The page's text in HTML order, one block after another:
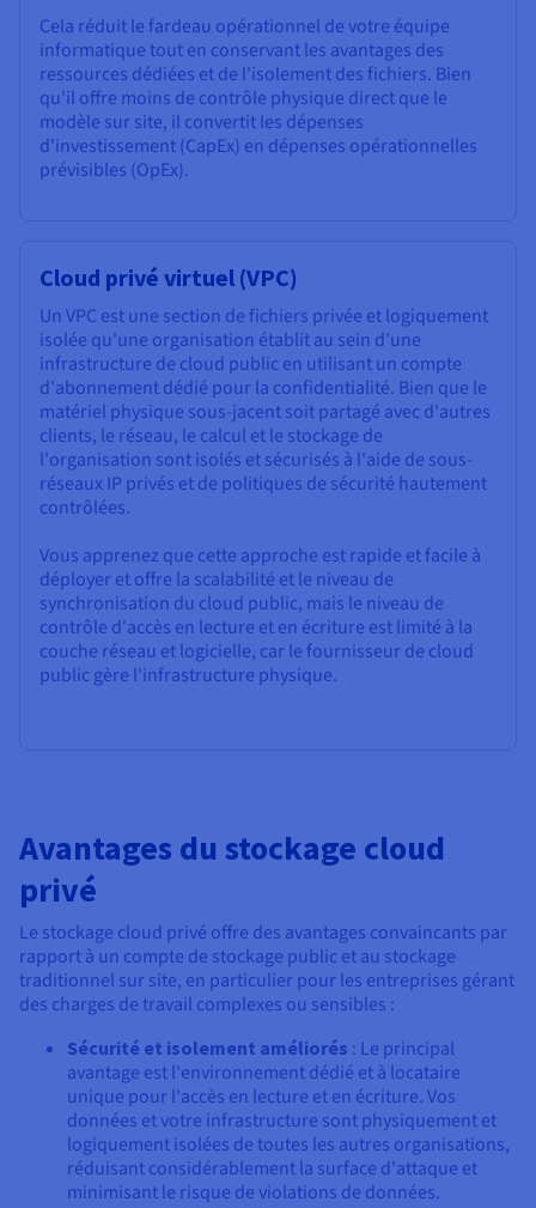
Cela réduit le fardeau opérationnel de votre équipe
informatique tout en conservant les avantages des
ressources dédiées et de l'isolement des fichiers. Bien
qu'il offre moins de contrôle physique direct que le
modèle sur site, il convertit les dépenses
d'investissement (CapEx) en dépenses opérationnelles
prévisibles (OpEx).
Cloud privé virtuel (VPC)
Un VPC est une section de fichiers privée et logiquement
isolée qu'une organisation établit au sein d'une
infrastructure de cloud public en utilisant un compte
d'abonnement dédié pour la confidentialité. Bien que le
matériel physique sous-jacent soit partagé avec d'autres
clients, le réseau, le calcul et le stockage de
l'organisation sont isolés et sécurisés à l'aide de sous-
réseaux IP privés et de politiques de sécurité hautement
contrôlées.
Vous apprenez que cette approche est rapide et facile à
déployer et offre la scalabilité et le niveau de
synchronisation du cloud public, mais le niveau de
contrôle d'accès en lecture et en écriture est limité à la
couche réseau et logicielle, car le fournisseur de cloud
public gère l'infrastructure physique.
Avantages du stockage cloud
privé
Le stockage cloud privé offre des avantages convaincants par
rapport à un compte de stockage public et au stockage
traditionnel sur site, en particulier pour les entreprises gérant
des charges de travail complexes ou sensibles :
Sécurité et isolement améliorés : Le principal
avantage est l'environnement dédié et à locataire
unique pour l'accès en lecture et en écriture. Vos
données et votre infrastructure sont physiquement et
logiquement isolées de toutes les autres organisations,
réduisant considérablement la surface d'attaque et
minimisant le risque de violations de données.